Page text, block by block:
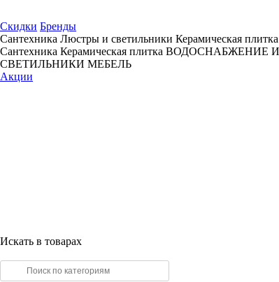
Скидки Бренды
Сантехника Люстры и светильники Керамическая плитка
Сантехника Керамическая плитка ВОДОСНАБЖЕНИЕ
СВЕТИЛЬНИКИ МЕБЕЛЬ
Акции
Искать в товарах